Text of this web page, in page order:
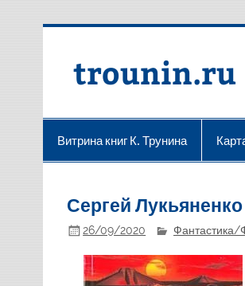
Перейти
trounin.ru
Витрина книг К. Трунина
Сергей
26/09/2020 Фантастика/